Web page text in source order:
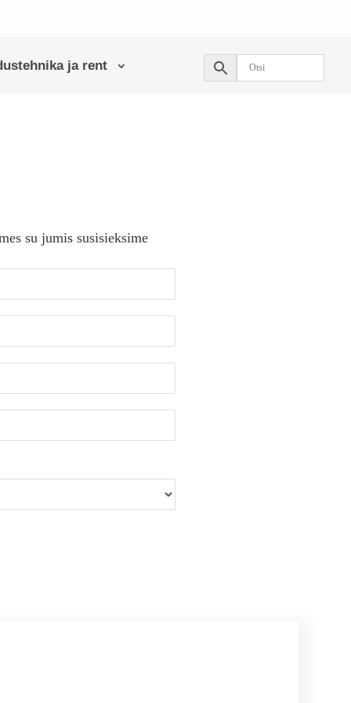
ja rent
su jumis susisieksime